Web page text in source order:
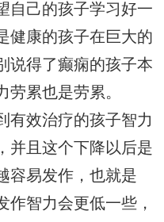
自己的孩子学习好一
健康的孩子在巨大的
说得了癫痫的孩子本
累也是劳累。
有效治疗的孩子智力
并且这个下降以后是
容易发作，也就是
作智力会更低一些，